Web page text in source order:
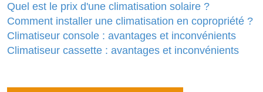
Quel est le prix d'une climatisation solaire ?
Comment installer une climatisation en copropriété ?
Climatiseur console : avantages et inconvénients
Climatiseur cassette : avantages et inconvénients